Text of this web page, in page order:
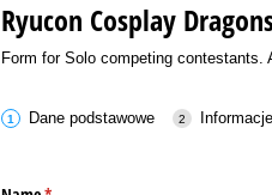
Ryucon Cosplay
Form for Solo competing contestants.
Dane podstawowe